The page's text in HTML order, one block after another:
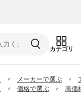
カテゴリ
メーカーで選ぶ
価格で選ぶ
高価